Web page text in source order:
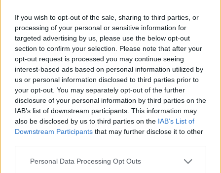
If you wish to opt-out of the sale, sharing to third parties, or
processing of your personal or sensitive information for
targeted advertising by us, please use the below opt-out
section to confirm your selection. Please note that after your
opt-out request is processed you may continue seeing
interest-based ads based on personal information utilized by
us or personal information disclosed to third parties prior to
your opt-out. You may separately opt-out of the further
disclosure of your personal information by third parties on the
IAB’s list of downstream participants. This information may
also be disclosed by us to third parties on the IAB’s List of
Downstream Participants that may further disclose it to other
Personal Data Processing Opt Outs
Artigo anterior
Montemor – o – Velho:
Melhores vinhos da
Morraçã estiveram a
concurso
Próximo artigo
Mira unida em torno da
tradição com as Marchas
Populares